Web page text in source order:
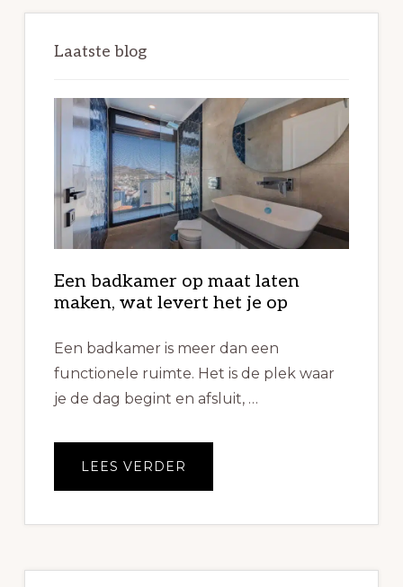
Laatste blog
Een badkamer op maat laten
maken, wat levert het je op
Een badkamer is meer dan een
functionele ruimte. Het is de plek waar
je de dag begint en afsluit, …
LEES VERDER
OP
MAKEN,
HET